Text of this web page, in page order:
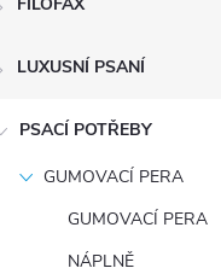
LUXUSNÍ PSANÍ
PSACÍ POTŘEBY
GUMOVACÍ PERA
GUMOVACÍ PERA
NÁPLNĚ